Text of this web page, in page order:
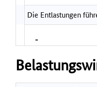
Die Entlastungen
-